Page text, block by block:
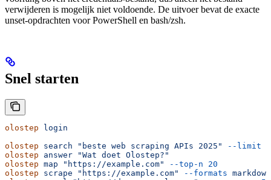
verwijderen is mogelijk niet voldoende. De uitvoer bevat de exacte
unset-opdrachten voor PowerShell en bash/zsh.
Snel starten
olostep login
olostep search "beste web scraping APIs 2025" --limit
olostep answer "Wat doet Olostep?"
olostep map "https://example.com" --top-n 20
olostep scrape "https://example.com" --formats markdown